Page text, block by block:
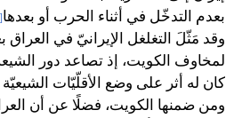
بعدم التدخّل في أثناء الحرب أو بعدها [2]
لمخاوف الكويت، إذ تصاعد دور
كان له أثر على وضع الأقلّيّات
ومن ضمنها الكويت، فضلًا عن أن